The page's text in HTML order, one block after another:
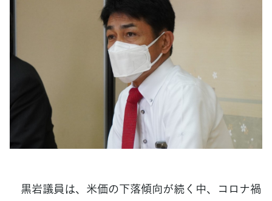
黒岩議員は、米価の下落傾向が続く中、コロナ禍